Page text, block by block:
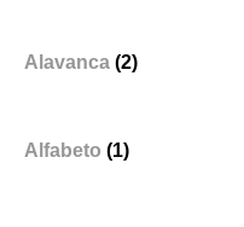
Alavanca (2)
Alfabeto (1)